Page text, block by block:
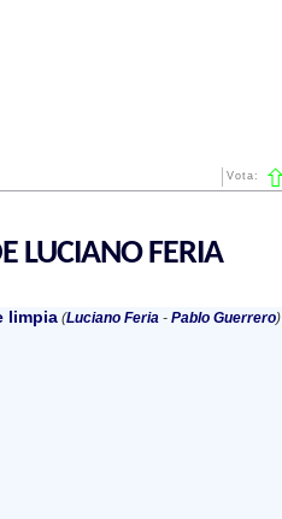
Vota:
LUCIANO FERIA
limpia (Luciano Feria- Pablo Guerrero)